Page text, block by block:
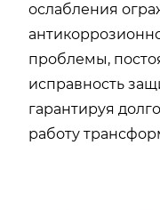
ослабления
проблемы,
исправность
гарантируя
работу